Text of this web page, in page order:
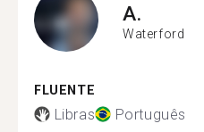
A.
Waterford
FLUENTE
Libras Português